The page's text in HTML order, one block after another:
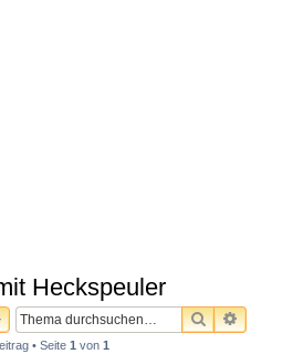
Heckspeuler
SUCHE
• Seite 1 von 1